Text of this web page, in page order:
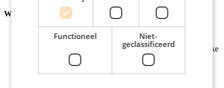
Wat we vragen:
Je hebt kennis van (digitale) processen, producten en
klantreizen op het gebied van Wonen, Vermogen en Zakelijke
dienstverlening.
Je bent in het bezit van WFT Basis, Bedrijfsvoering Schade
P&Z en Mifid Informeren (wettelijk vereist).
Functioneel
Niet-
geclassificeerd